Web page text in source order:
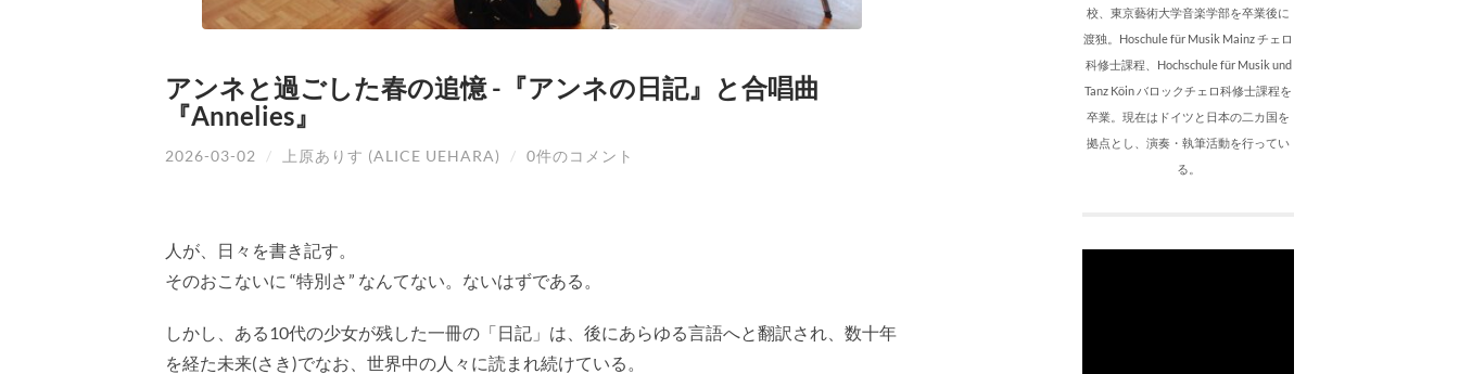
アンネと過ごした春の追憶 -『アンネの日記』と合唱曲
『Annelies』
2026-03-02 / 上原ありす (ALICE UEHARA) / 0件のコメント
人が、日々を書き記す。
そのおこないに “特別さ” なんてない。ないはずである。
しかし、ある10代の少女が残した一冊の「日記」は、後にあらゆる言語へと翻訳され、数十年
を経た未来(さき)でなお、世界中の人々に読まれ続けている。
校、東京藝術大学音楽学部を卒業後に
渡独。Hoschule für Musik Mainz チェロ
科修士課程、Hochschule für Musik und
Tanz Köin バロックチェロ科修士課程を
卒業。現在はドイツと日本の二カ国を
拠点とし、演奏・執筆活動を行ってい
る。